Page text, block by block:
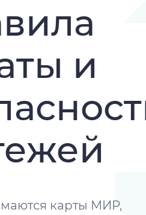
и
карты МИР,